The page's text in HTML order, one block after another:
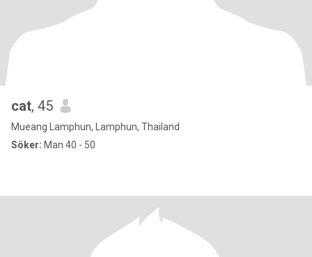
cat, 45
Mueang Lamphun, Lamphun, Thailand
Söker: Man 40 - 50